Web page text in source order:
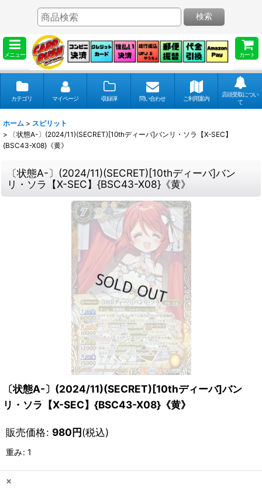
メニュー カート
検索
カテゴリ マイページ 収録弾 問い合わせ ご利用案内
店頭受取につい
て
ホーム > スピリット
>
〔状態A-〕(2024/11)(SECRET)[10thディーバ]バンリ・ソラ【X-SEC】
{BSC43-X08}《黄》
〔状態A-〕(2024/11)(SECRET)[10thディーバ]バン
リ・ソラ【X-SEC】{BSC43-X08}《黄》
〔状態A-〕(2024/11)(SECRET)[10thディーバ]バン
リ・ソラ【X-SEC】{BSC43-X08}《黄》
販売価格: 980円(税込)
重み: 1
×